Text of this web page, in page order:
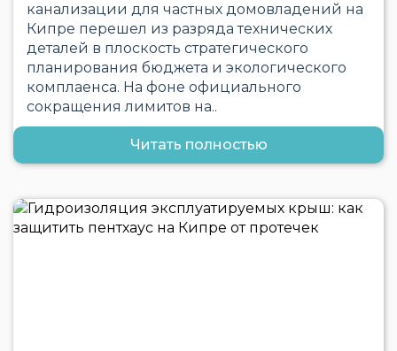
канализации для частных домовладений на
Кипре перешел из разряда технических
деталей в плоскость стратегического
планирования бюджета и экологического
комплаенса. На фоне официального
сокращения лимитов на..
Читать полностью